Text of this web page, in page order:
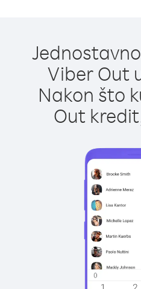
Viber Out
Nakon što
Out